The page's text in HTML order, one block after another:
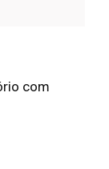
com